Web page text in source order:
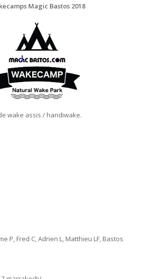
Magic Bastos 2018
wake assis / handiwake.
P, Fred C, Adrien L, Matthieu LF, Bastos